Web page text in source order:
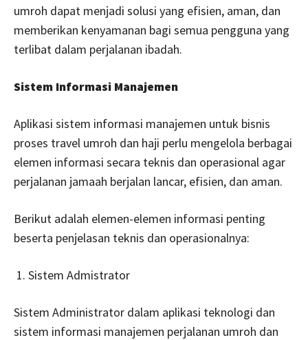
umroh dapat menjadi solusi yang efisien, aman, dan
memberikan kenyamanan bagi semua pengguna yang
terlibat dalam perjalanan ibadah.
Sistem Informasi Manajemen
Aplikasi sistem informasi manajemen untuk bisnis
proses travel umroh dan haji perlu mengelola berbagai
elemen informasi secara teknis dan operasional agar
perjalanan jamaah berjalan lancar, efisien, dan aman.
Berikut adalah elemen-elemen informasi penting
beserta penjelasan teknis dan operasionalnya:
Sistem Admistrator
Sistem Administrator dalam aplikasi teknologi dan
sistem informasi manajemen perjalanan umroh dan